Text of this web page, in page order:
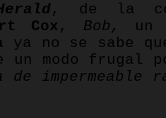
, de la
Cox , Bob,
un
ya no se sabe
modo frugal
impermeable